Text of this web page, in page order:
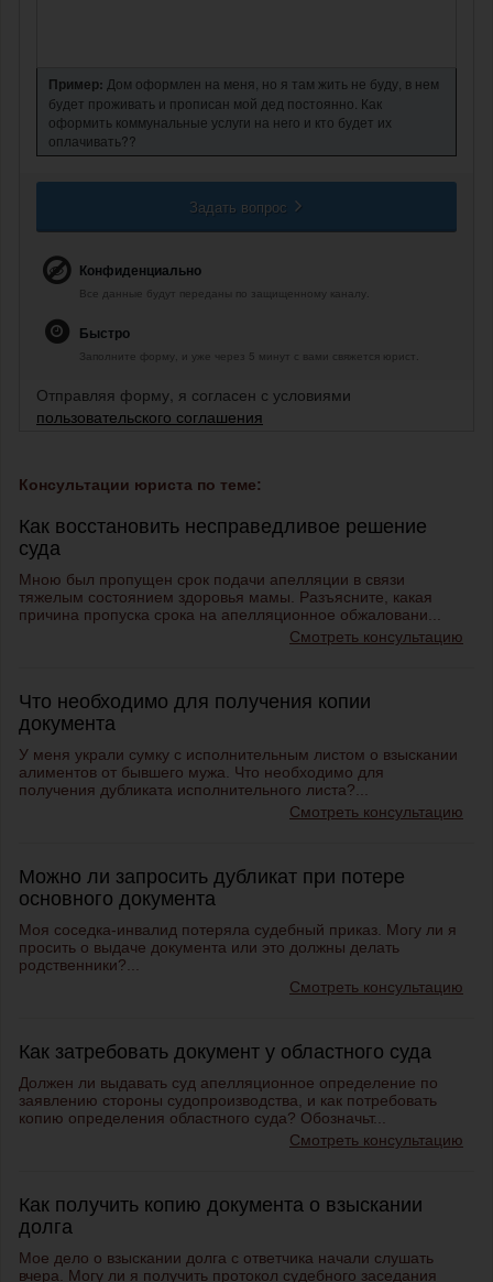
Пример: Дом оформлен на меня, но я там жить не буду, в нем
будет проживать и прописан мой дед постоянно. Как
оформить коммунальные услуги на него и кто будет их
оплачивать??
Задать вопрос
Конфиденциально
Все данные будут переданы по защищенному каналу.
Быстро
Заполните форму, и уже через 5 минут с вами свяжется юрист.
Отправляя форму, я согласен с условиями
пользовательского соглашения
Консультации юриста по теме:
Как восстановить несправедливое решение
суда
Мною был пропущен срок подачи апелляции в связи
тяжелым состоянием здоровья мамы. Разъясните, какая
причина пропуска срока на апелляционное обжаловани...
Смотреть консультацию
Что необходимо для получения копии
документа
У меня украли сумку с исполнительным листом о взыскании
алиментов от бывшего мужа. Что необходимо для
получения дубликата исполнительного листа?...
Смотреть консультацию
Можно ли запросить дубликат при потере
основного документа
Моя соседка-инвалид потеряла судебный приказ. Могу ли я
просить о выдаче документа или это должны делать
родственники?...
Смотреть консультацию
Как затребовать документ у областного суда
Должен ли выдавать суд апелляционное определение по
заявлению стороны судопроизводства, и как потребовать
копию определения областного суда? Обозначьт...
Смотреть консультацию
Как получить копию документа о взыскании
долга
Мое дело о взыскании долга с ответчика начали слушать
вчера. Могу ли я получить протокол судебного заседания